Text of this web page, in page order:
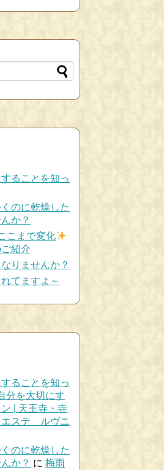
ることを知っ
のに乾燥した
か？
こまで変化
紹介
りませんか？
てますよ～
ることを知っ
分を大切にす
| 天王寺・寺
ステ ルヴニ
のに乾燥した
か？ に 梅雨